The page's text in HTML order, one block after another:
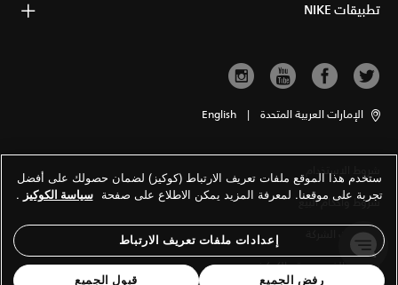
تطبيقات NIKE
الإمارات العربية المتحدة |
English
شروط الاستخدام
شروط وأحكام البيع
معلومات الشركة
سياسة الخصوصية والكوكيز
ستخدم هذا الموقع ملفات تعريف الارتباط (كوكيز) لضمان حصولك على أفضل
تجربة على موقعنا. لمعرفة المزيد يمكن الاطلاع على صفحة سياسة الكوكيز .
إعدادات ملفات تعريف الارتباط
رفض الجميع قبول الجميع